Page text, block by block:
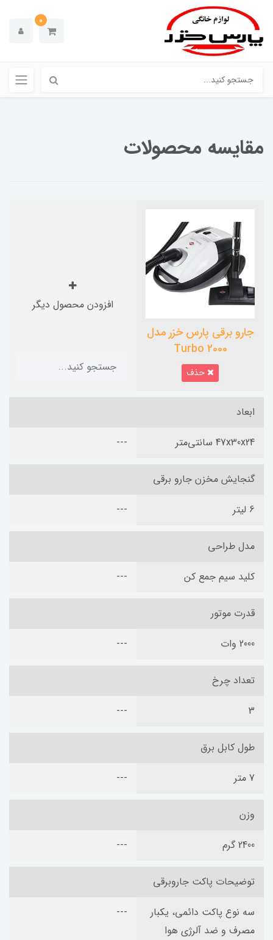
0
مقایسه محصولات
جارو برقی پارس خزر مدل
Turbo 2000
حذف
افزودن محصول دیگر
ابعاد
47x30x24 سانتی‌متر
---
گنجایش مخزن جارو برقی
6 لیتر
---
مدل طراحی
کلید سیم جمع کن
---
قدرت موتور
2000 وات
---
تعداد چرخ
3
---
طول کابل برق
7 متر
---
وزن
2400 گرم
---
توضیحات پاکت جاروبرقی
سه نوع پاکت دائمی، یکبار
مصرف و ضد آلرژی هوا
---